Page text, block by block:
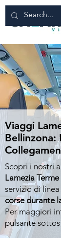
Viaggi
Bellinzona:
Scopri i nostri
Lamezia
servizio di
corse durante
Per maggiori
pulsante